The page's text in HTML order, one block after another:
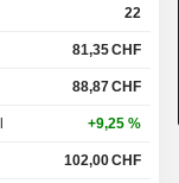
22
81,35CHF
88,87CHF
+9,25 %
102,00CHF